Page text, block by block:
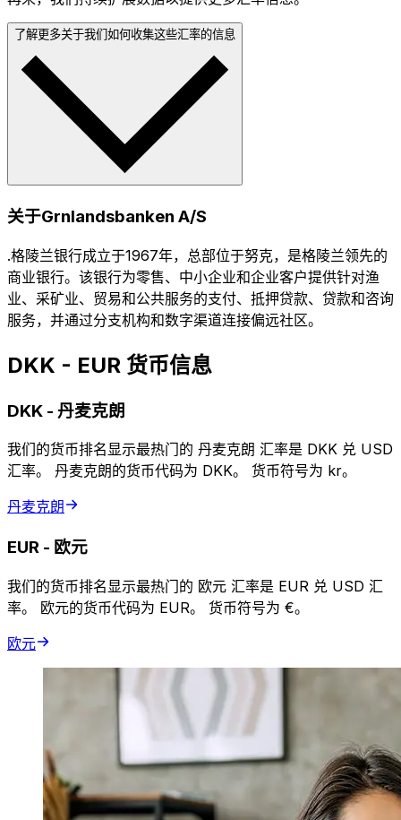
了解更多关于我们如何收集这些汇率的信息
关于Grnlandsbanken A/S
.格陵兰银行成立于1967年，总部位于努克，是格陵兰领先的
商业银行。该银行为零售、中小企业和企业客户提供针对渔
业、采矿业、贸易和公共服务的支付、抵押贷款、贷款和咨询
服务，并通过分支机构和数字渠道连接偏远社区。
DKK - EUR 货币信息
DKK - 丹麦克朗
我们的货币排名显示最热门的 丹麦克朗 汇率是 DKK 兑 USD
汇率。 丹麦克朗的货币代码为 DKK。 货币符号为 kr。
丹麦克朗
EUR - 欧元
我们的货币排名显示最热门的 欧元 汇率是 EUR 兑 USD 汇
率。 欧元的货币代码为 EUR。 货币符号为 €。
欧元